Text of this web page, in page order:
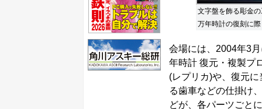
文字盤を飾る彫金
万年時計の復刻に
会場には、2004年3
年時計 復元・複製プ
(レプリカ)や、復元
る歯車などの仕掛け
どが、各パーツごと